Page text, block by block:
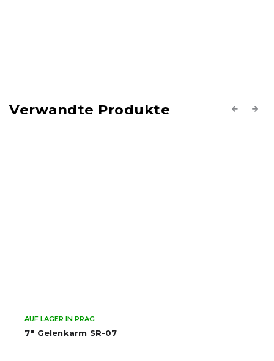
Verwandte Produkte Previous
7" Gelenkarm SR-07
AUF LAGER IN PRAG
Next